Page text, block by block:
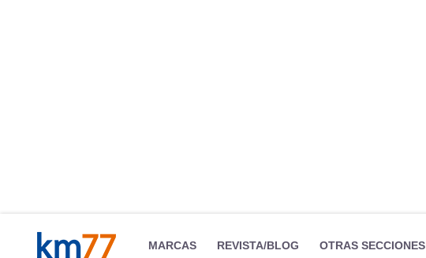
MARCAS REVISTA/BLOG OTRAS SECCIONES